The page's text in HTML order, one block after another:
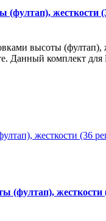
жесткости
высоты (фултап),
Данный комплект
(фултап), жесткости